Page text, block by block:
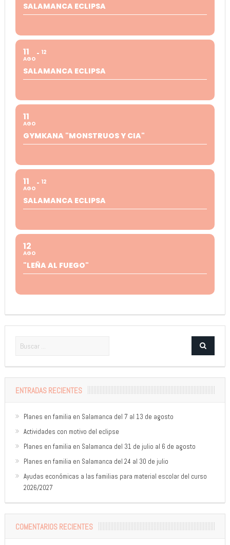
SALAMANCA ECLIPSA
11
AGO
12
SALAMANCA ECLIPSA
11
AGO
GYMKANA "MONSTRUOS Y CIA"
11
AGO
12
SALAMANCA ECLIPSA
12
AGO
"LEÑA AL FUEGO"
ENTRADAS RECIENTES
Planes en familia en Salamanca del 7 al 13 de agosto
Actividades con motivo del eclipse
Planes en familia en Salamanca del 31 de julio al 6 de agosto
Planes en familia en Salamanca del 24 al 30 de julio
Ayudas económicas a las familias para material escolar del curso
2026/2027
COMENTARIOS RECIENTES